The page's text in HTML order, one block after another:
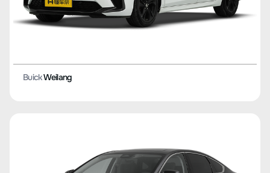
BuickWeilang